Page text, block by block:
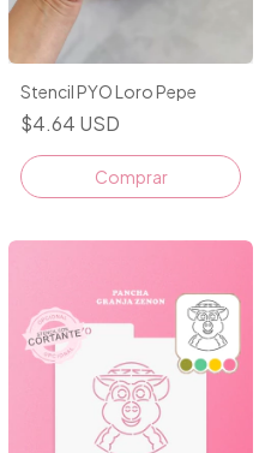
Stencil PYO Loro Pepe
$4.64 USD
Comprar